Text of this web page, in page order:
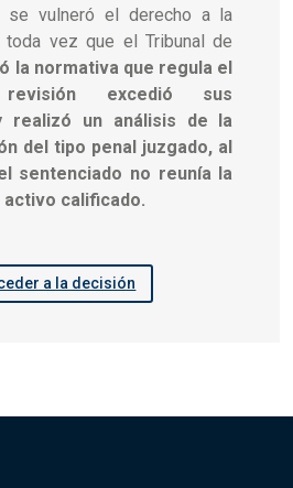
se vulneró el derecho a la
toda vez que el Tribunal de
la normativa que regula el
excedió sus
realizó un análisis de la
del tipo penal juzgado, al
sentenciado no reunía la
calificado.
a la decisión